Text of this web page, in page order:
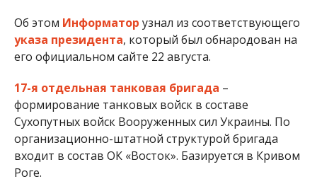
Об этом Информатор узнал из соответствующего
указа президента, который был обнародован на
его официальном сайте 22 августа.
17-я отдельная танковая бригада –
формирование танковых войск в составе
Сухопутных войск Вооруженных сил Украины. По
организационно-штатной структурой бригада
входит в состав ОК «Восток». Базируется в Кривом
Роге.